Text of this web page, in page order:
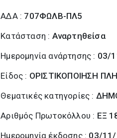
ΑΔΑ : 707ΦΩΛΒ-ΠΛ5
Κατάσταση : Αναρτηθείσα
Ημερομηνία ανάρτησης : 03/
Είδος : ΟΡΙΣΤΙΚΟΠΟΙΗΣΗ
Θεματικές κατηγορίες :
Αριθμός Πρωτοκόλλου : ΕΞ
Ημερομηνία έκδοσης : 03/